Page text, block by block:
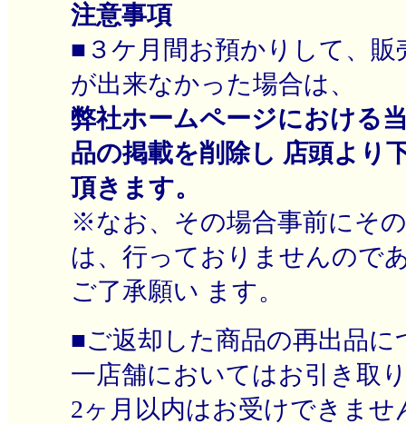
注意事項
■３ケ月間お預かりして、販
が出来なかった場合は、
弊社ホームページにおける
品の掲載を削除し 店頭より
頂きます。
※なお、その場合事前にそ
は、行っておりませんので
ご了承願い ます。
■ご返却した商品の再出品に
一店舗においてはお引き取
2ヶ月以内はお受けできませ